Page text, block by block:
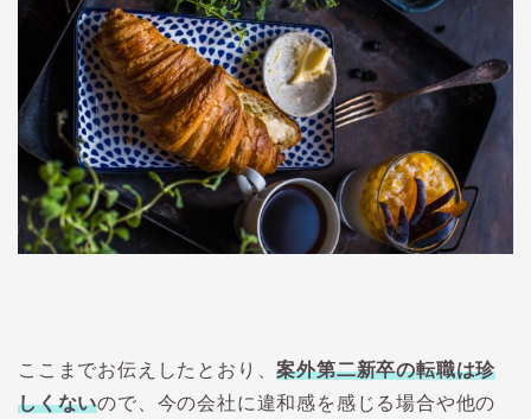
ここまでお伝えしたとおり、案外第二新卒の転職は珍
しくないので、今の会社に違和感を感じる場合や他の